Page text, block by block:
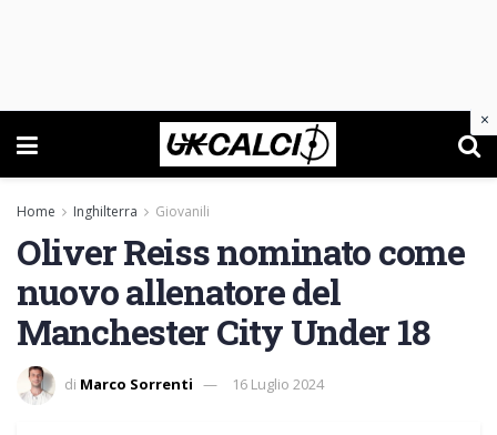
Home Inghilterra Giovanili
Oliver Reiss nominato come
nuovo allenatore del
Manchester City Under 18
di Marco Sorrenti 16 Luglio 2024
×